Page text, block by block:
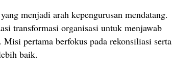
menjadi arah kepengurusan mendatang.
transformasi organisasi untuk menjawab
pertama berfokus pada rekonsiliasi serta
baik.